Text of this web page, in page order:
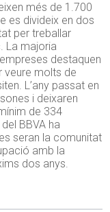
més de 1.700
es divideix en dos
per treballar
La majoria
destaquen
veure molts de
L’any passat en
i deixaren
de 334
BBVA ha
seran la comunitat
amb la
dos anys.